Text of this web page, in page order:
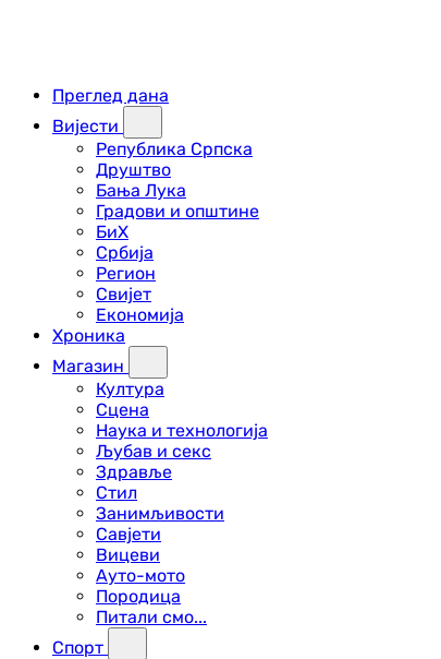
Преглед дана
Вијести
Република Српска
Друштво
Бања Лука
Градови и општине
БиХ
Србија
Регион
Свијет
Економија
Хроника
Магазин
Култура
Сцена
Наука и технологија
Љубав и секс
Здравље
Стил
Занимљивости
Савјети
Вицеви
Ауто-мото
Породица
Питали смо...
Спорт